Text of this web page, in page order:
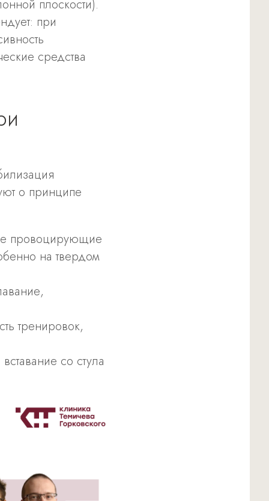
плоскости).
при
средства
о принципе
провоцирующие
на твердом
тренировок,
со стула